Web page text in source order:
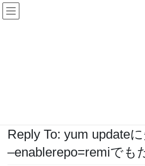
Skip
Skip
Reply To: yum update
–enablerepo=remiでも